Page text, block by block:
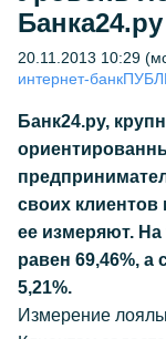
20.11.2013 10:29
интернет-банк
Банк24.ру,
своих клиентов
ее измеряют.
равен 69,46%, а
5,21%.
Измерение